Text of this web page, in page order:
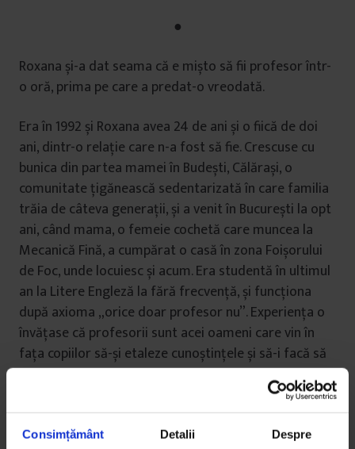
Consimțământ Detalii Despre
●
Roxana și-a dat seama că e mișto să fii profesor într-
o oră, prima pe care a predat-o vreodată.
Era în 1992 și Roxana avea 24 de ani și o fiică de doi
ani, dintr-o relație care n-a fost să fie. Crescuse cu
bunica din partea mamei în Budești, Călărași, o
comunitate țigănească sedentarizată în care familia
trăia de câteva generații, și a venit în București la opt
ani, când mama, o femeie cochetă care muncea la
Mecanică Fină, a cumpărat o casă în zona Foișorului
de Foc, unde locuiesc și acum. Era studentă în ultimul
an la Litere Engleză la fără frecvență, și funcționa
după axioma „orice doar profesor nu”. Experiența o
învățase că profesorii sunt acei oameni care vin în
fața copiilor să-și etaleze cunoștințele și să-i facă să
se simtă inutili dacă nu le au și ei. Dar din lipsă de
multe opțiuni, a urmat sfatul unui vecin, maistru la
liceul IOR, și și-a luat niște ore acolo ca profesor de
engleză suplinitor.